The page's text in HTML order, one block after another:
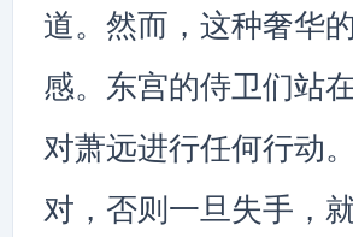
道。然而，这种奢华
感。东宫的侍卫们站
对萧远进行任何行动
对，否则一旦失手，